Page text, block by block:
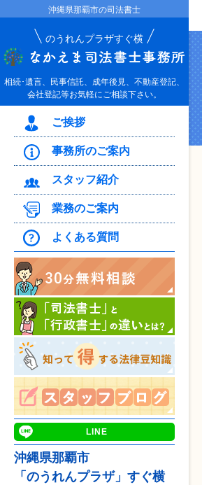
沖縄県那覇市の司法書士
のうれんプラザすぐ横
相続･遺言、民事信託、成年後見、不動産登記、
会社登記等お気軽にご相談下さい。
ご挨拶
事務所のご案内
スタッフ紹介
業務のご案内
よくある質問
LINE
沖縄県那覇市
「のうれんプラザ」すぐ横